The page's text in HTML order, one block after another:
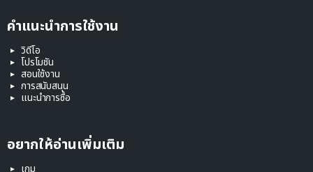
คำแนะนำการใช้งาน
วิดีโอ
โปรโมชัน
สอนใช้งาน
การสนับสนุน
แนะนำการซื้อ
อยากให้อ่านเพิ่มเติม
เกม